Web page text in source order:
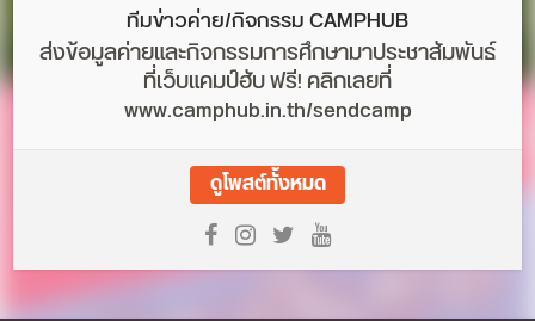
ทีมข่าวค่าย/กิจกรรม CAMPHUB
ส่งข้อมูลค่ายและกิจกรรมการศึกษามาประชาสัมพันธ์
ที่เว็บแคมป์ฮับ ฟรี! คลิกเลยที่
www.camphub.in.th/sendcamp
ดูโพสต์ทั้งหมด